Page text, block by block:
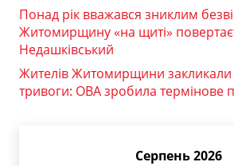
Понад рік вважався зниклим
Житомирщину «на щиті»
Недашківський
Жителів Житомирщини закликали
тривоги: ОВА зробила термінове
Серпень 2026